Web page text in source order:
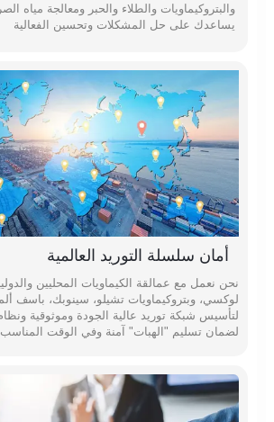
والبتروكيماويات والطلاء والحبر ومعالجة مياه
يساعدك على حل المشكلات وتحسين الفعالية
أمان سلسلة التوريد العالمية
نحن نعمل مع عمالقة الكيماويات المحليين
لوكسي، وبتروكيماويات تشيلو، سينوبك، باسف
لتأسيس شبكة توريد عالية الجودة وموثوقية
لضمان تسليم "الهبات" آمنة وفي الوقت